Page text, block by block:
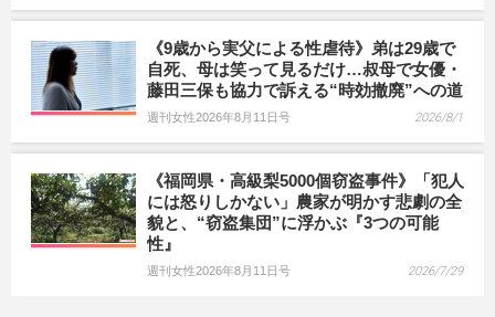
《9歳から実父による性虐待》弟は29歳で
自死、母は笑って見るだけ…叔母で女優・
藤田三保も協力で訴える“時効撤廃”への道
週刊女性2026年8月11日号 2026/8/1
《福岡県・高級梨5000個窃盗事件》「犯人
には怒りしかない」農家が明かす悲劇の全
貌と、“窃盗集団”に浮かぶ『3つの可能
性』
週刊女性2026年8月11日号 2026/7/29